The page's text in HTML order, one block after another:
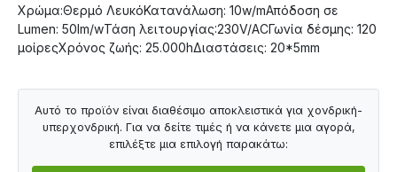
Χρώμα:Θερμό ΛευκόΚατανάλωση: 10w/mΑπόδοση σε
Lumen: 50lm/wΤάση λειτουργίας:230V/ACΓωνία δέσμης: 120
μοίρεςΧρόνος ζωής: 25.000hΔιαστάσεις: 20*5mm
Αυτό το προϊόν είναι διαθέσιμο αποκλειστικά για χονδρική-
υπερχονδρική. Για να δείτε τιμές ή να κάνετε μια αγορά,
επιλέξτε μια επιλογή παρακάτω: